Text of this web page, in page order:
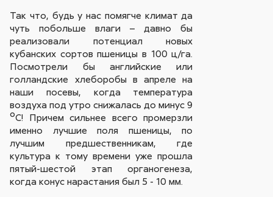
Так что, будь у нас помягче климат да
чуть побольше влаги – давно бы
реализовали потенциал новых
кубанских сортов пшеницы в 100 ц/га.
Посмотрели бы английские или
голландские хлеборобы в апреле на
наши посевы, когда температура
воздуха под утро снижалась до минус 9
ºС! Причем сильнее всего промерзли
именно лучшие поля пшеницы, по
лучшим предшественникам, где
культура к тому времени уже прошла
пятый-шестой этап органогенеза,
когда конус нарастания был 5 - 10 мм.